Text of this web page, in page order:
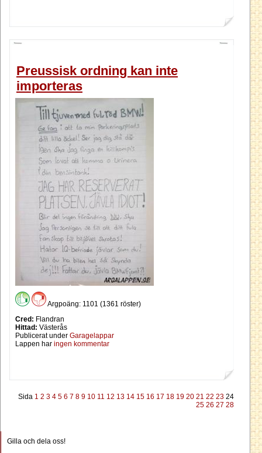
Preussisk ordning kan inte
importeras
Argpoäng: 1101 (1361 röster)
Cred: Flandran
Hittad: Västerås
Publicerat under Garagelappar
Lappen har ingen kommentar
Sida 1 2 3 4 5 6 7 8 9 10 11 12 13 14 15 16 17 18 19 20 21 22 23 24
25 26 27 28
Gilla och dela oss!